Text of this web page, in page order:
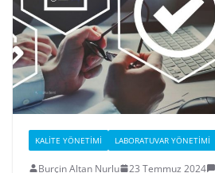
KALITE YÖNETIMI LABORATUVAR YÖNETIMI
Burçin Altan Nurlu 23 Temmuz 2024